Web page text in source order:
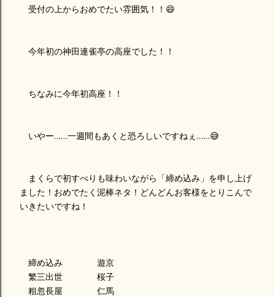
受付の上からおめでたい雰囲気！！😄
今年初の神田連雀亭の高座でした！！
ちなみに今年初高座！！
いやー……一週間もあくと恐ろしいですねぇ……😅
まくらで初すべりも味わいながら「締め込み」を申し上げ
ました！おめでたく泥棒ネタ！どんどんお客様をとりこんで
いきたいですね！
締め込み 遊京
繁三出世 桜子
粗忽長屋 仁馬